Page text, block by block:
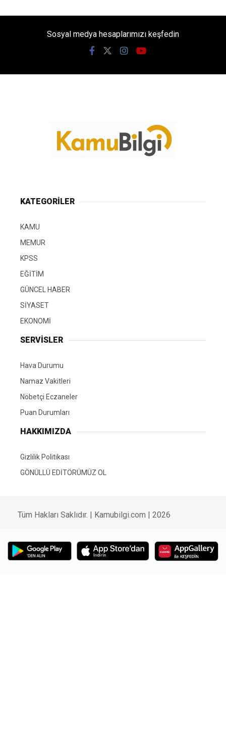
Sosyal medya hesaplarımızı keşfedin
KATEGORİLER
KAMU
MEMUR
KPSS
EĞİTİM
GÜNCEL HABER
SİYASET
EKONOMİ
SERVİSLER
Hava Durumu
Namaz Vakitleri
Nöbetçi Eczaneler
Puan Durumları
HAKKIMIZDA
Gizlilik Politikası
GÖNÜLLÜ EDİTÖRÜMÜZ OL
Tüm Hakları Saklıdır. | Kamubilgi.com | 2026